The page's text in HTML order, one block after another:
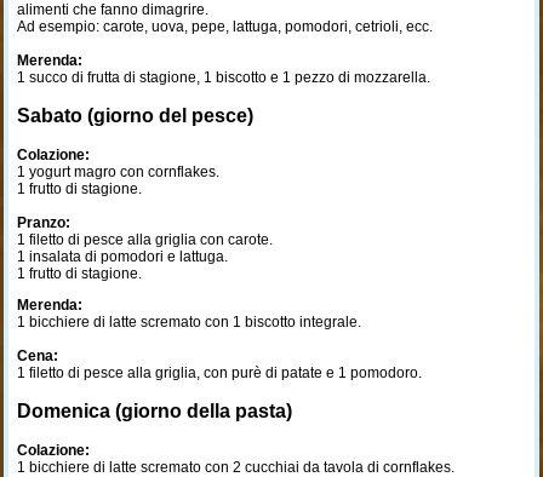
alimenti che fanno dimagrire.
Ad esempio: carote, uova, pepe, lattuga, pomodori, cetrioli, ecc.
Merenda:
1 succo di frutta di stagione, 1 biscotto e 1 pezzo di mozzarella.
Sabato (giorno del pesce)
Colazione:
1 yogurt magro con cornflakes.
1 frutto di stagione.
Pranzo:
1 filetto di pesce alla griglia con carote.
1 insalata di pomodori e lattuga.
1 frutto di stagione.
Merenda:
1 bicchiere di latte scremato con 1 biscotto integrale.
Cena:
1 filetto di pesce alla griglia, con purè di patate e 1 pomodoro.
Domenica (giorno della pasta)
Colazione:
1 bicchiere di latte scremato con 2 cucchiai da tavola di cornflakes.